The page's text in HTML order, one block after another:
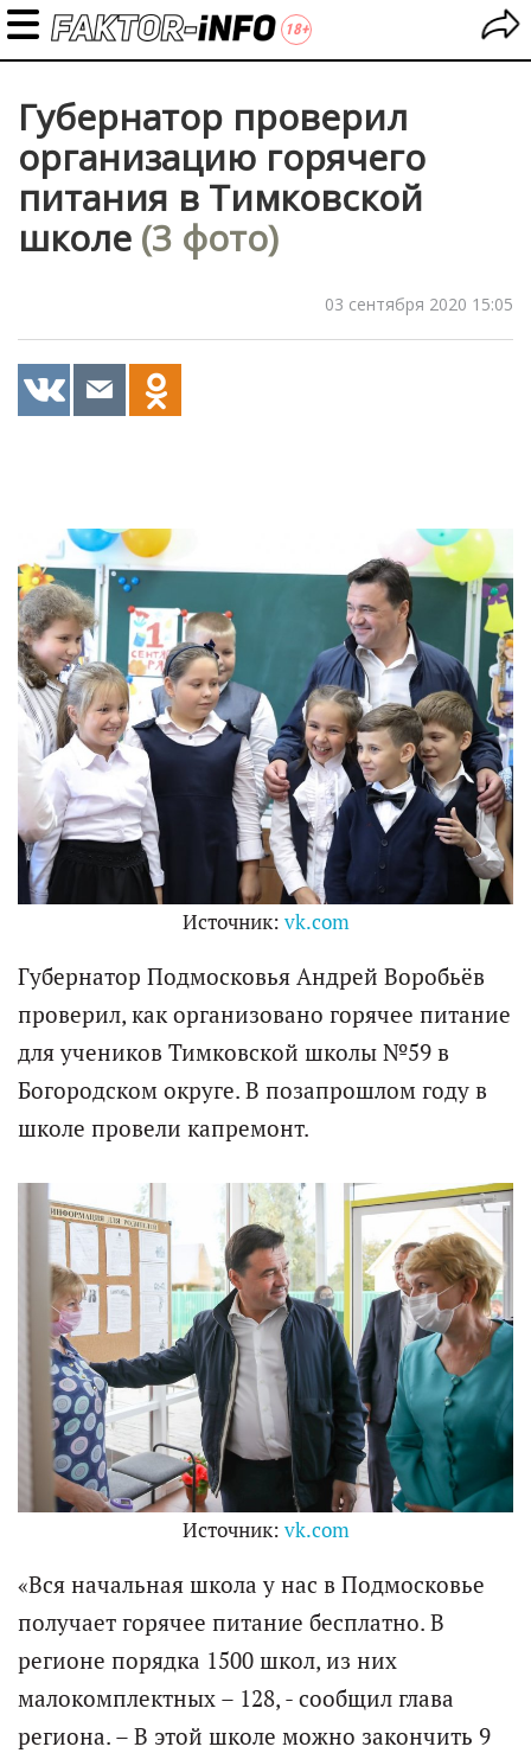
Губернатор проверил
организацию горячего
питания в Тимковской
школе (3 фото)
03 сентября 2020 15:05
Источник: vk.com
Губернатор Подмосковья Андрей Воробьёв
проверил, как организовано горячее питание
для учеников Тимковской школы №59 в
Богородском округе. В позапрошлом году в
школе провели капремонт.
Источник: vk.com
«Вся начальная школа у нас в Подмосковье
получает горячее питание бесплатно. В
регионе порядка 1500 школ, из них
малокомплектных – 128, - сообщил глава
региона. – В этой школе можно закончить 9